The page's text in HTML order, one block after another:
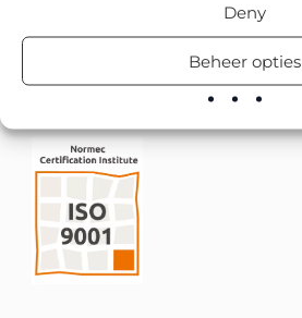
Deny
Beheer opties